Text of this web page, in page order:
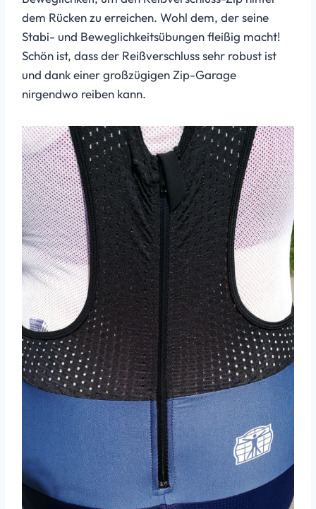
dem Rücken zu erreichen. Wohl dem, der seine
Stabi- und Beweglichkeitsübungen fleißig macht!
Schön ist, dass der Reißverschluss sehr robust ist
und dank einer großzügigen Zip-Garage
nirgendwo reiben kann.